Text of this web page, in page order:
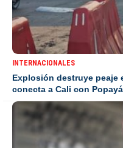
INTERNACIONALES
Explosión destruye peaje
conecta a Cali con